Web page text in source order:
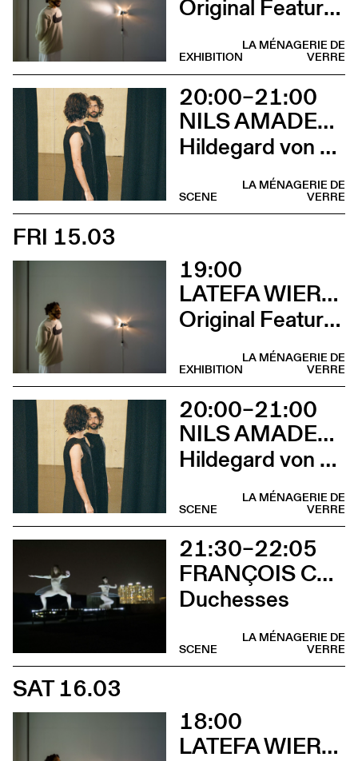
Original Features
LA MÉNAGERIE DE
VERRE
EXHIBITION
20:00–21:00
NILS AMADEUS LANGE
Hildegard von Bingen
LA MÉNAGERIE DE
VERRE
SCENE
FRI 15.03
19:00
LATEFA WIERSCH
Original Features
LA MÉNAGERIE DE
VERRE
EXHIBITION
20:00–21:00
NILS AMADEUS LANGE
Hildegard von Bingen
LA MÉNAGERIE DE
VERRE
SCENE
21:30–22:05
FRANÇOIS CHAIGNAUD & MARIE-CAROLINE HOMINAL
Duchesses
LA MÉNAGERIE DE
VERRE
SCENE
SAT 16.03
18:00
LATEFA WIERSCH